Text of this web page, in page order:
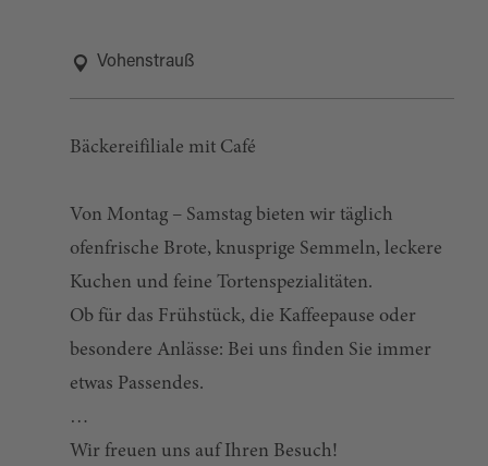
Vohenstrauß
Bäckereifiliale mit Café
Von Montag – Samstag bieten wir täglich
ofenfrische Brote, knusprige Semmeln, leckere
Kuchen und feine Tortenspezialitäten.
Ob für das Frühstück, die Kaffeepause oder
besondere Anlässe: Bei uns finden Sie immer
etwas Passendes.
Wir freuen uns auf Ihren Besuch!